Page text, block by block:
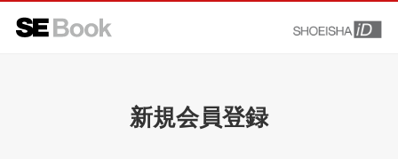
新規会員登録